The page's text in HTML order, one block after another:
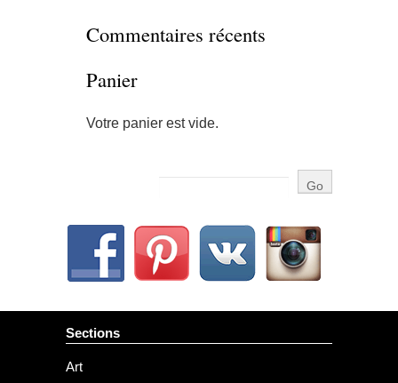
Commentaires récents
Panier
Votre panier est vide.
Sections
Art